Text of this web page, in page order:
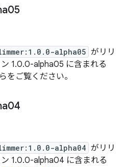
alpha05 がリリ
1.0.0-alpha05 に含まれる
をご覧ください。
alpha04 がリリ
1.0.0-alpha04 に含まれる